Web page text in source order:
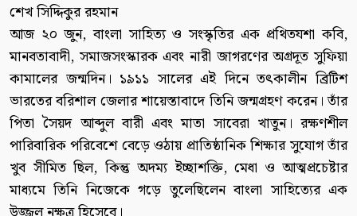
শেখ সিদ্দিকুর রহমান
আজ ২০ জুন, বাংলা সাহিত্য ও সংস্কৃতির এক প্রথিতযশা কবি,
মানবতাবাদী, সমাজসংস্কারক এবং নারী জাগরণের অগ্রদূত সুফিয়া
কামালের জন্মদিন। ১৯১১ সালের এই দিনে তৎকালীন ব্রিটিশ
ভারতের বরিশাল জেলার শায়েস্তাবাদে তিনি জন্মগ্রহণ করেন। তাঁর
পিতা সৈয়দ আব্দুল বারী এবং মাতা সাবেরা খাতুন। রক্ষণশীল
পারিবারিক পরিবেশে বেড়ে ওঠায় প্রাতিষ্ঠানিক শিক্ষার সুযোগ তাঁর
খুব সীমিত ছিল, কিন্তু অদম্য ইচ্ছাশক্তি, মেধা ও আত্মপ্রচেষ্টার
মাধ্যমে তিনি নিজেকে গড়ে তুলেছিলেন বাংলা সাহিত্যের এক